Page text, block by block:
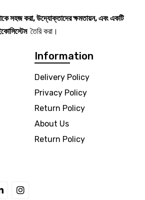
সহজ করা, উদ্যোক্তাদের ক্ষমতায়ন, এবং একটি
তৈরি করা।
Information
Delivery Policy
Privacy Policy
Return Policy
About Us
Return Policy